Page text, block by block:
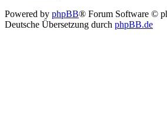
Powered by phpBB® Forum Software ©
Deutsche Übersetzung durch phpBB.de